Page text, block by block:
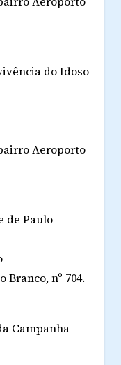
do Idoso
Aeroporto
de Paulo
Branco, nº 704.
Campanha